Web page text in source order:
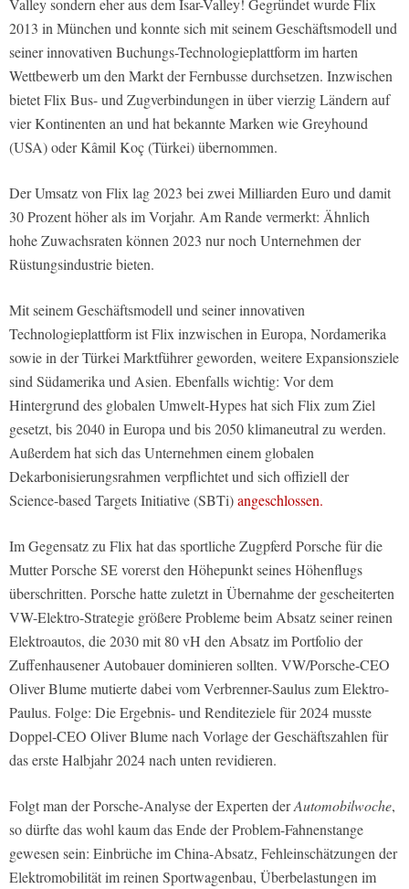
Valley sondern eher aus dem Isar-Valley! Gegründet wurde Flix
2013 in München und konnte sich mit seinem Geschäftsmodell und
seiner innovativen Buchungs-Technologieplattform im harten
Wettbewerb um den Markt der Fernbusse durchsetzen. Inzwischen
bietet Flix Bus- und Zugverbindungen in über vierzig Ländern auf
vier Kontinenten an und hat bekannte Marken wie Greyhound
(USA) oder Kâmil Koç (Türkei) übernommen.
Der Umsatz von Flix lag 2023 bei zwei Milliarden Euro und damit
30 Prozent höher als im Vorjahr. Am Rande vermerkt: Ähnlich
hohe Zuwachsraten können 2023 nur noch Unternehmen der
Rüstungsindustrie bieten.
Mit seinem Geschäftsmodell und seiner innovativen
Technologieplattform ist Flix inzwischen in Europa, Nordamerika
sowie in der Türkei Marktführer geworden, weitere Expansionsziele
sind Südamerika und Asien. Ebenfalls wichtig: Vor dem
Hintergrund des globalen Umwelt-Hypes hat sich Flix zum Ziel
gesetzt, bis 2040 in Europa und bis 2050 klimaneutral zu werden.
Außerdem hat sich das Unternehmen einem globalen
Dekarbonisierungsrahmen verpflichtet und sich offiziell der
Science-based Targets Initiative (SBTi)angeschlossen.
Im Gegensatz zu Flix hat das sportliche Zugpferd Porsche für die
Mutter Porsche SE vorerst den Höhepunkt seines Höhenflugs
überschritten. Porsche hatte zuletzt in Übernahme der gescheiterten
VW-Elektro-Strategie größere Probleme beim Absatz seiner reinen
Elektroautos, die 2030 mit 80 vH den Absatz im Portfolio der
Zuffenhausener Autobauer dominieren sollten. VW/Porsche-CEO
Oliver Blume mutierte dabei vom Verbrenner-Saulus zum Elektro-
Paulus. Folge: Die Ergebnis- und Renditeziele für 2024 musste
Doppel-CEO Oliver Blume nach Vorlage der Geschäftszahlen für
das erste Halbjahr 2024 nach unten revidieren.
Folgt man der Porsche-Analyse der Experten derAutomobilwoche,
so dürfte das wohl kaum das Ende der Problem-Fahnenstange
gewesen sein: Einbrüche im China-Absatz, Fehleinschätzungen der
Elektromobilität im reinen Sportwagenbau, Überbelastungen im